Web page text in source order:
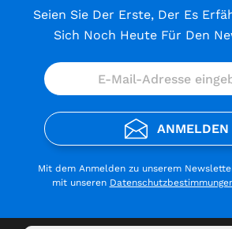
Seien Sie Der Erste, Der Es
Sich Noch Heute Für Den
ANMELDEN
Mit dem Anmelden zu unserem
mit unseren